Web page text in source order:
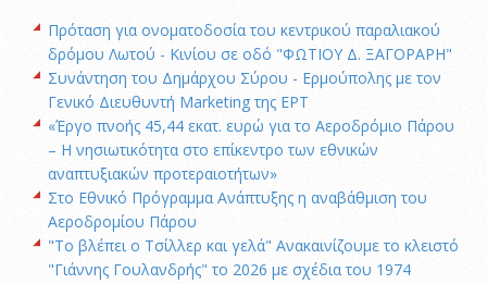
Πρόταση για ονοματοδοσία του κεντρικού παραλιακού
δρόμου Λωτού - Κινίου σε οδό "ΦΩΤΙΟΥ Δ. ΞΑΓΟΡΑΡΗ"
Συνάντηση του Δημάρχου Σύρου - Ερμούπολης με τον
Γενικό Διευθυντή Marketing της ΕΡΤ
«Έργο πνοής 45,44 εκατ. ευρώ για το Αεροδρόμιο Πάρου
– Η νησιωτικότητα στο επίκεντρο των εθνικών
αναπτυξιακών προτεραιοτήτων»
Στο Εθνικό Πρόγραμμα Ανάπτυξης η αναβάθμιση του
Αεροδρομίου Πάρου
"Το βλέπει ο Τσίλλερ και γελά" Ανακαινίζουμε το κλειστό
"Γιάννης Γουλανδρής" το 2026 με σχέδια του 1974